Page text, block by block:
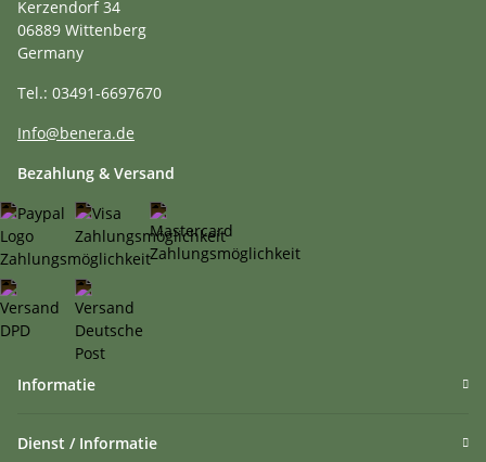
Kerzendorf 34
06889 Wittenberg
Germany
Tel.: 03491-6697670
Info@benera.de
Bezahlung & Versand
Informatie
Dienst / Informatie